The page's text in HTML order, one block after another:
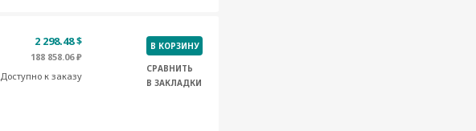
2 298.48 $
188 858.06 ₽
Доступно к заказу
В КОРЗИНУ
СРАВНИТЬ
В ЗАКЛАДКИ